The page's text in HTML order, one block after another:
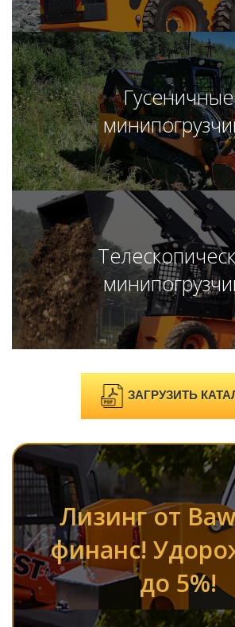
Гусеничные
ЗАГРУЗИТЬ
Лизинг от
финанс!
до 5%!